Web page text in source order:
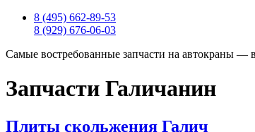
8 (495) 662-89-53
8 (929) 676-06-03
Самые востребованные запчасти на автокраны —
Запчасти Галичанин
Плиты скольжения Галич